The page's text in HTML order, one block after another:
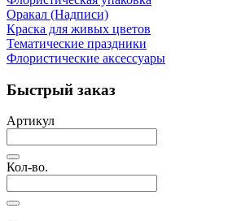
Оракал (Надписи)
Краска для живых цветов
Тематические праздники
Флористические аксессуары
Быстрый заказ
Артикул
Кол-во.